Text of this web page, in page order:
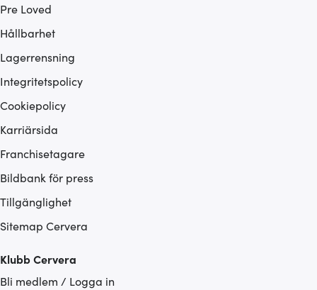
Pre Loved
Hållbarhet
Lagerrensning
Integritetspolicy
Cookiepolicy
Karriärsida
Franchisetagare
Bildbank för press
Tillgänglighet
Sitemap Cervera
Klubb Cervera
Bli medlem / Logga in